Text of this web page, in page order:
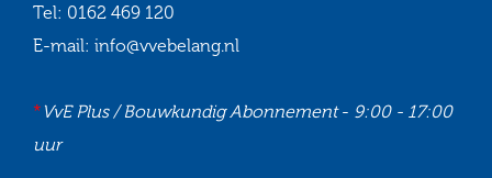
Tel: 0162 469 120
E-mail: info@vvebelang.nl
*VvE Plus / Bouwkundig Abonnement- 9:00 - 17:00
uur